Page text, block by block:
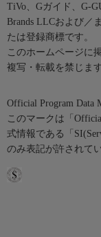
TiVo、Gガイド、G-
Brands LLCおよび／
たは登録商標です。
このホームページに
複写・転載を禁じます
Official Program Data
このマークは「
式情報である「
のみ表記が許されて